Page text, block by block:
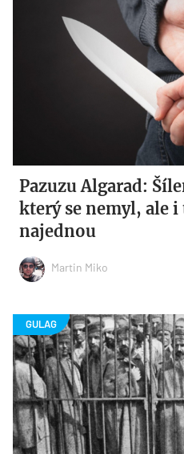
Pazuzu Algarad:
který se nemyl, ale
najednou
Martin Miko